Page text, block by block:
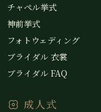
チャペル挙式
神前挙式
フォトウェディング
ブライダル 衣裳
ブライダル FAQ
成人式